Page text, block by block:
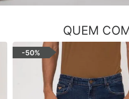
QUEM
-50%